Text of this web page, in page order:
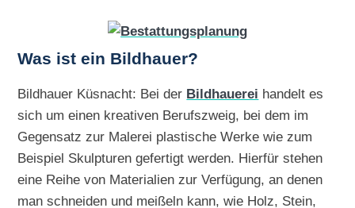
Was ist ein Bildhauer?
Bildhauer Küsnacht: Bei der Bildhauerei handelt es
sich um einen kreativen Berufszweig, bei dem im
Gegensatz zur Malerei plastische Werke wie zum
Beispiel Skulpturen gefertigt werden. Hierfür stehen
eine Reihe von Materialien zur Verfügung, an denen
man schneiden und meißeln kann, wie Holz, Stein,